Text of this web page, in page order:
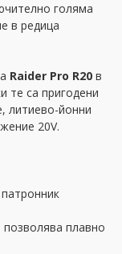
голяма
в редица
Raider Pro R20 в
те са пригодени
литиево-йонни
20V.
плавно